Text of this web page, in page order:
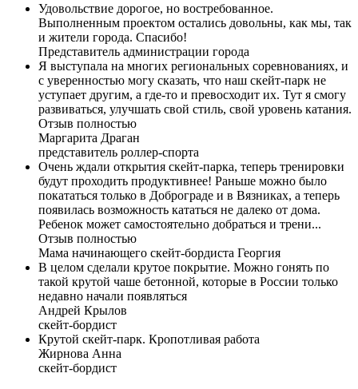
Удовольствие дорогое, но востребованное.
Выполненным проектом остались довольны, как мы, так
и жители города. Спасибо!
Представитель администрации города
Я выступала на многих региональных соревнованиях, и
с уверенностью могу сказать, что наш скейт-парк не
уступает другим, а где-то и превосходит их. Тут я смогу
развиваться, улучшать свой стиль, свой уровень катания.
Отзыв полностью
Маргарита Драган
представитель роллер-спорта
Очень ждали открытия скейт-парка, теперь тренировки
будут проходить продуктивнее! Раньше можно было
покататься только в Доброграде и в Вязниках, а теперь
появилась возможность кататься не далеко от дома.
Ребенок может самостоятельно добраться и трени...
Отзыв полностью
Мама начинающего скейт-бордиста Георгия
В целом сделали крутое покрытие. Можно гонять по
такой крутой чаше бетонной, которые в России только
недавно начали появляться
Андрей Крылов
скейт-бордист
Крутой скейт-парк. Кропотливая работа
Жирнова Анна
скейт-бордист